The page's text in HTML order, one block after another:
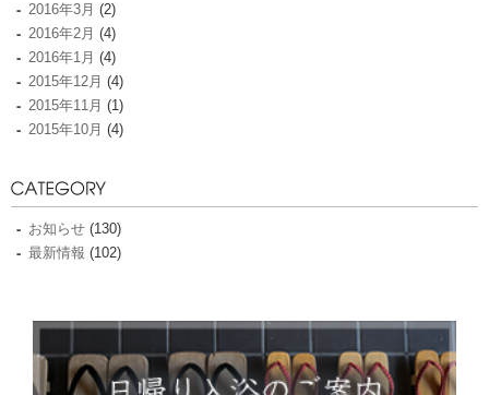
2016年3月 (2)
2016年2月 (4)
2016年1月 (4)
2015年12月 (4)
2015年11月 (1)
2015年10月 (4)
お知らせ (130)
最新情報 (102)